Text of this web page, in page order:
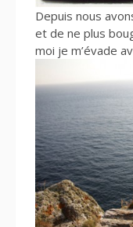
Depuis nous
et de ne plus
moi je m’évade